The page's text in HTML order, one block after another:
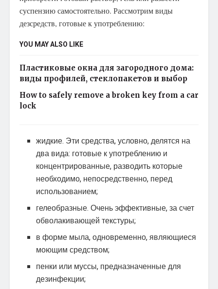
суспензию самостоятельно. Рассмотрим виды
дезсредств, готовые к употреблению:
YOU MAY ALSO LIKE
Пластиковые окна для загородного дома:
виды профилей, стеклопакетов и выбор
How to safely remove a broken key from a car
lock
жидкие. Эти средства, условно, делятся на
два вида: готовые к употреблению и
концентрированные, разводить которые
необходимо, непосредственно, перед
использованием;
гелеобразные. Очень эффективные, за счет
обволакивающей текстуры;
в форме мыла, одновременно, являющиеся
моющим средством;
пенки или муссы, предназначенные для
дезинфекции;